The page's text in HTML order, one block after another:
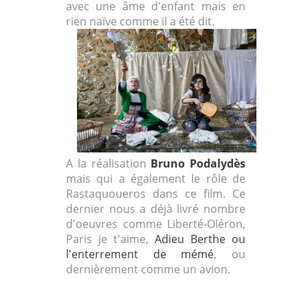
avec une âme d'enfant mais en
rien naïve comme il a été dit.
A la réalisation Bruno Podalydès
mais qui a également le rôle de
Rastaquoueros dans ce film. Ce
dernier nous a déjà livré nombre
d'oeuvres comme Liberté-Oléron,
Paris je t'aime, Adieu Berthe ou
l'enterrement de mémé, ou
dernièrement comme un avion.